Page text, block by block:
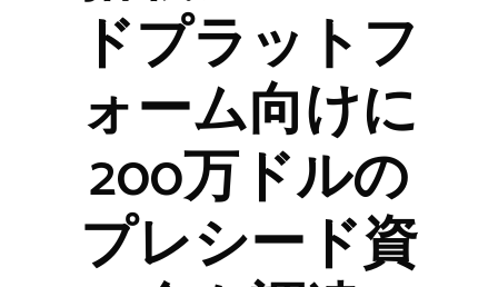
ドプラットフ
ォーム向けに
200万ドルの
プレシード資